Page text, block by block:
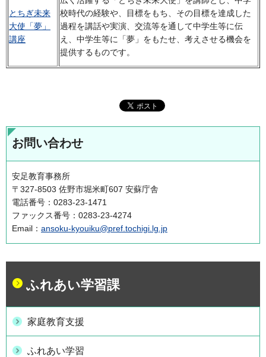
とちぎ未来
大使「夢」
講座
校時代の経験や、目標をもち、その目標を達成した
過程を講話や実演、交流等を通して中学生等に伝
え、中学生等に「夢」をもたせ、考えさせる機会を
提供するものです。
お問い合わせ
安足教育事務所
〒327-8503 佐野市堀米町607 安蘇庁舎
電話番号：0283-23-1471
ファックス番号：0283-23-4274
Email： ansoku-kyouiku@pref.tochigi.lg.jp
ふれあい学習課
家庭教育支援
ふれあい学習